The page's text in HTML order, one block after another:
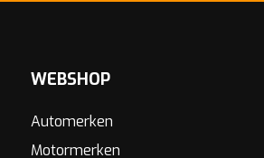
WEBSHOP
Automerken
Motormerken